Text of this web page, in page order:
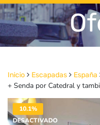
Inicio Escapadas España
+ Senda por Catedral y
10.1%
DESACTIVADO